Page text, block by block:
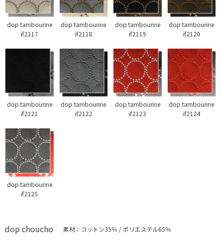
dop tambourine
if2117
dop tambourine
if2118
dop tambourine
if2119
dop tambourine
if2120
dop tambourine
if2121
dop tambourine
if2122
dop tambourine
if2123
dop tambourine
if2124
dop tambourine
if2125
dop choucho 素材：コットン35％ / ポリエステル65％